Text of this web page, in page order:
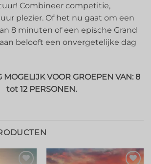
Combineer competitie,
plezier. Of het nu gaat om een
8 minuten of een epische Grand
belooft een onvergetelijke dag
MOGELIJK VOOR GROEPEN VAN: 8
tot 12 PERSONEN.